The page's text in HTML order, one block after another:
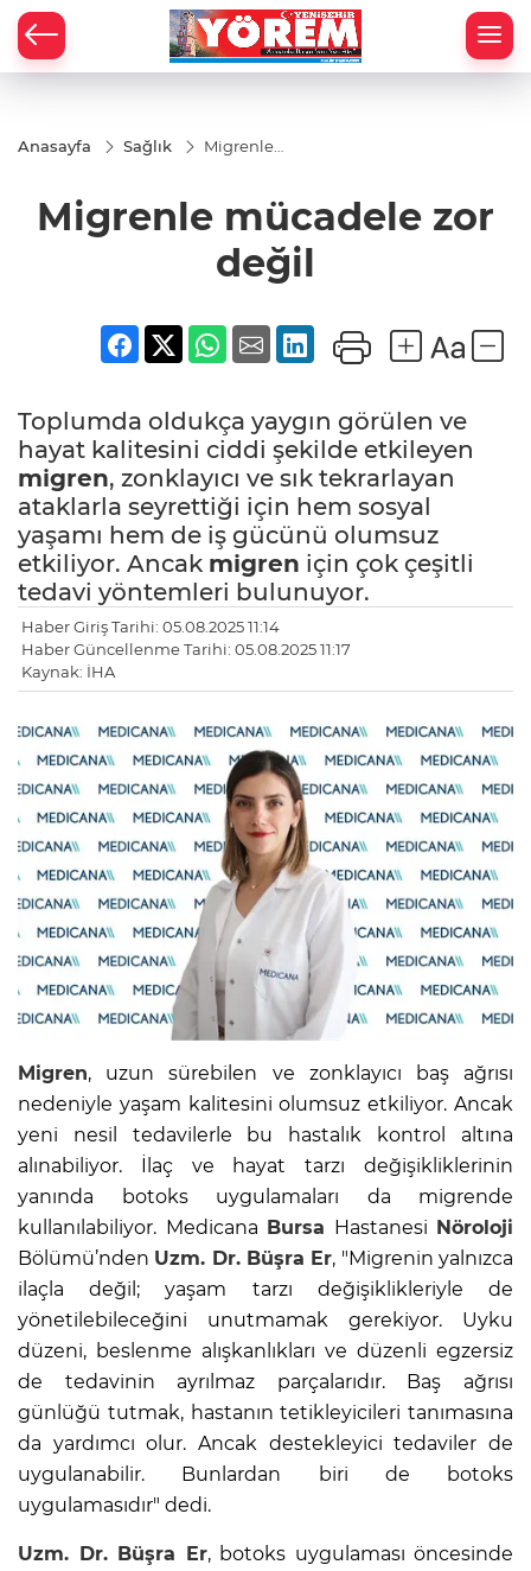
Anasayfa Sağlık
Migrenle
Migrenle mücadele zor
değil
Toplumda oldukça yaygın görülen ve
hayat kalitesini ciddi şekilde etkileyen
migren, zonklayıcı ve sık tekrarlayan
ataklarla seyrettiği için hem sosyal
yaşamı hem de iş gücünü olumsuz
etkiliyor. Ancak migren için çok çeşitli
tedavi yöntemleri bulunuyor.
Haber Giriş Tarihi: 05.08.2025 11:14
Haber Güncellenme Tarihi: 05.08.2025 11:17
Kaynak: İHA
Migren, uzun sürebilen ve zonklayıcı baş ağrısı
nedeniyle yaşam kalitesini olumsuz etkiliyor. Ancak
yeni nesil tedavilerle bu hastalık kontrol altına
alınabiliyor. İlaç ve hayat tarzı değişikliklerinin
yanında botoks uygulamaları da migrende
kullanılabiliyor. Medicana Bursa Hastanesi Nöroloji
Bölümü’nden Uzm. Dr. Büşra Er, "Migrenin yalnızca
ilaçla değil; yaşam tarzı değişiklikleriyle de
yönetilebileceğini unutmamak gerekiyor. Uyku
düzeni, beslenme alışkanlıkları ve düzenli egzersiz
de tedavinin ayrılmaz parçalarıdır. Baş ağrısı
günlüğü tutmak, hastanın tetikleyicileri tanımasına
da yardımcı olur. Ancak destekleyici tedaviler de
uygulanabilir. Bunlardan biri de botoks
uygulamasıdır" dedi.
Uzm. Dr. Büşra Er, botoks uygulaması öncesinde